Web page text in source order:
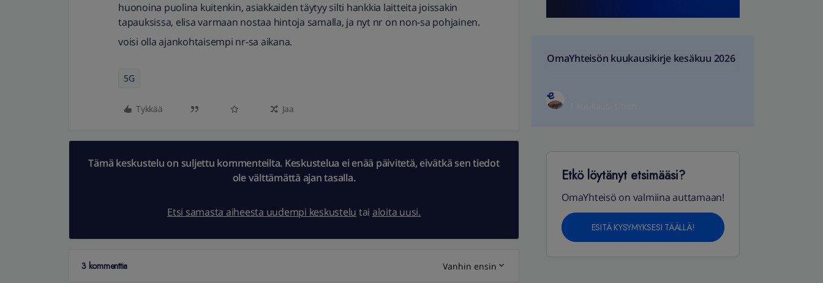
huonoina puolina kuitenkin, asiakkaiden täytyy silti hankkia laitteita joissakin
tapauksissa, elisa varmaan nostaa hintoja samalla, ja nyt nr on non-sa pohjainen.
voisi olla ajankohtaisempi nr-sa aikana.
5G
Tykkää Jaa
Tämä keskustelu on suljettu kommenteilta. Keskustelua ei enää päivitetä, eivätkä sen tiedot
ole välttämättä ajan tasalla.
Etsi samasta aiheesta uudempi keskustelu tai aloita uusi.
3 kommenttia Vanhin ensin
OmaYhteisön kuukausikirje kesäkuu 2026
Etkö löytänyt etsimääsi?
OmaYhteisö on valmiina auttamaan!
ESITÄ KYSYMYKSESI TÄÄLLÄ!